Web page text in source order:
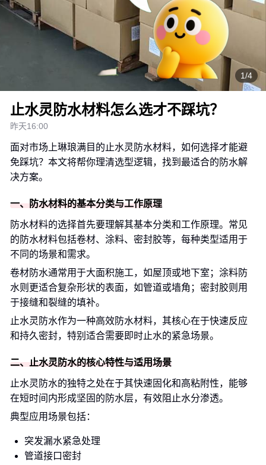
1/4
止水灵防水材料怎么选才不踩坑？
昨天16:00
面对市场上琳琅满目的止水灵防水材料，如何选择才能避
免踩坑？本文将帮你理清选型逻辑，找到最适合的防水解
决方案。
一、防水材料的基本分类与工作原理
防水材料的选择首先要理解其基本分类和工作原理。常见
的防水材料包括卷材、涂料、密封胶等，每种类型适用于
不同的场景和需求。
卷材防水通常用于大面积施工，如屋顶或地下室；涂料防
水则更适合复杂形状的表面，如管道或墙角；密封胶则用
于接缝和裂缝的填补。
止水灵防水作为一种高效防水材料，其核心在于快速反应
和持久密封，特别适合需要即时止水的紧急场景。
二、止水灵防水的核心特性与适用场景
止水灵防水的独特之处在于其快速固化和高粘附性，能够
在短时间内形成坚固的防水层，有效阻止水分渗透。
典型应用场景包括：
突发漏水紧急处理
管道接口密封